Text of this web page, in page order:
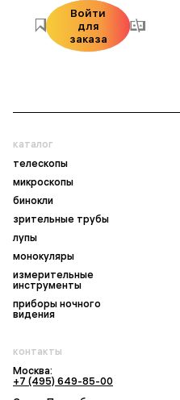
Войти
для
заказа
каталог
телескопы
микроскопы
бинокли
зрительные трубы
лупы
монокуляры
измерительные
инструменты
приборы ночного
видения
контакты
Москва:
+7 (495) 649-85-00